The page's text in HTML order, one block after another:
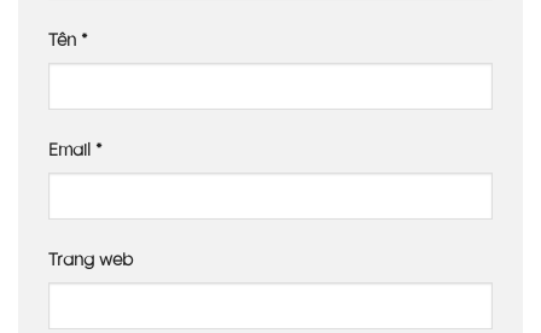
Tên *
Email *
Trang web